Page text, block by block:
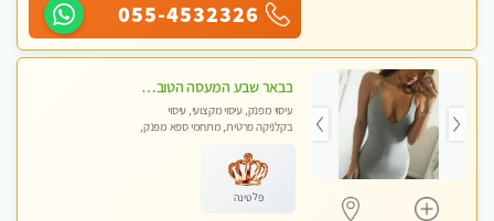
055-4532326
בבאר שבע המעסה הטובה בעיר..
עיסוי מפנק, עיסוי מקצועי, עיסוי
בקלניקה פרטית, מתחמי ספא מפנק,
פלטינה